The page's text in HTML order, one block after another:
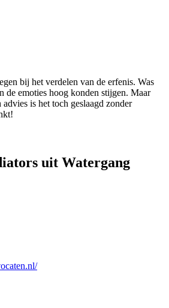
bij het verdelen van de erfenis. Was
de emoties hoog konden stijgen. Maar
is het toch geslaagd zonder
uit Watergang